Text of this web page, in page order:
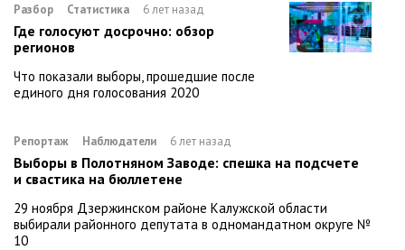
Разбор Статистика 6 лет назад
Где голосуют досрочно: обзор
регионов
Что показали выборы, прошедшие после
единого дня голосования 2020
Репортаж Наблюдатели 6 лет назад
Выборы в Полотняном Заводе: спешка на подсчете
и свастика на бюллетене
29 ноября Дзержинском районе Калужской области
выбирали районного депутата в одномандатном округе №
10